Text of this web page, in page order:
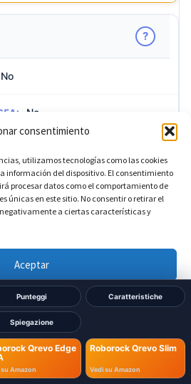
consentimiento
utilizamos tecnologías como las cookies
información del dispositivo. El consentimiento
procesar datos como el comportamiento de
únicas en este sitio. No consentir o retirar el
a ciertas características y
Aceptar
Denegar
Ver preferencias
Política de Privacidad Aviso Legal
Punteggi Caratteristiche
Spiegazione
Qrevo Edge
su Amazon
Roborock Qrevo Slim
Vedi su Amazon
?
No
No
DIVERSO ?
No
Sì
DIVERSO